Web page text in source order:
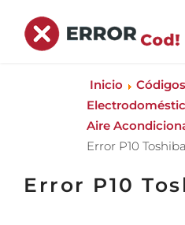
Inicio
Códigos
Aire
Error P10 Toshiba
Error P10